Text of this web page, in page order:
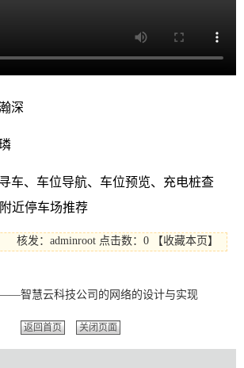
深
车、车位导航、车位预览、充电桩查
近停车场推荐
核发：adminroot 点击数：0 【收藏本页 】
智慧云科技公司的网络的设计与实现
返回首页 关闭页面